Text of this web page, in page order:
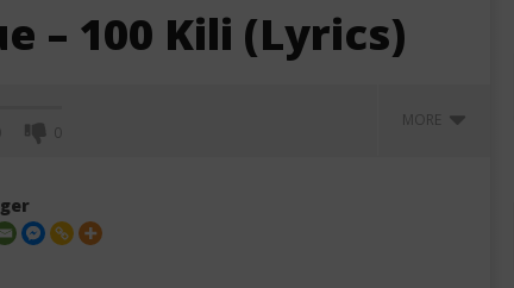
– 100 Kili (Lyrics)
0
MORE